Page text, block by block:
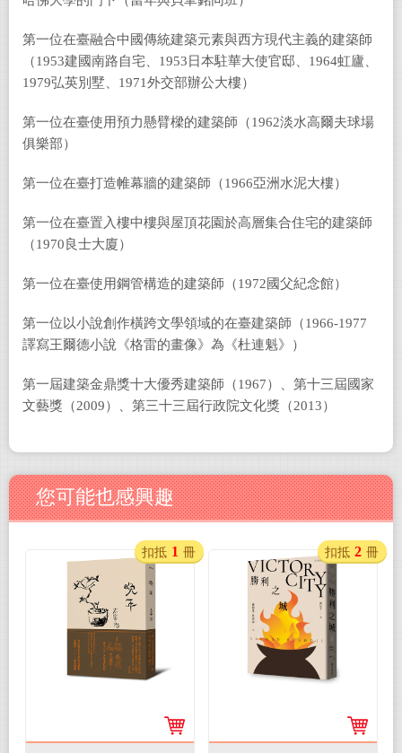
第一位在臺融合中國傳統建築元素與西方現代主義的建築師
（1953建國南路自宅、1953日本駐華大使官邸、1964虹廬、
1979弘英別墅、1971外交部辦公大樓）
第一位在臺使用預力懸臂樑的建築師（1962淡水高爾夫球場
俱樂部）
第一位在臺打造帷幕牆的建築師（1966亞洲水泥大樓）
第一位在臺置入樓中樓與屋頂花園於高層集合住宅的建築師
（1970良士大廈）
第一位在臺使用鋼管構造的建築師（1972國父紀念館）
第一位以小說創作橫跨文學領域的在臺建築師（1966-1977
譯寫王爾德小說《格雷的畫像》為《杜連魁》）
第一屆建築金鼎獎十大優秀建築師（1967）、第十三屆國家
文藝獎（2009）、第三十三屆行政院文化獎（2013）
您可能也感興趣
扣抵 1 冊 扣抵 2 冊